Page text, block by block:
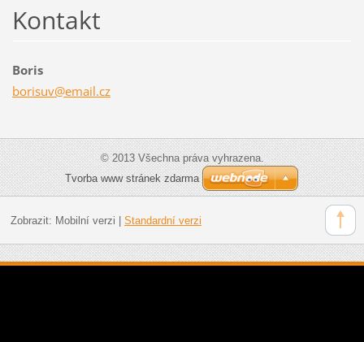
Kontakt
Boris
borisuv@email.cz
© 2013 Všechna práva vyhrazena.
Tvorba www stránek zdarma
Zobrazit: Mobilní verzi Standardní verzi